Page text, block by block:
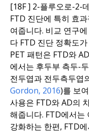
[18F] 2-플루오로-2-
FTD 진단에 특히 효
여줍니다. 비교 연구
다 FTD 진단 정확도
PET 패턴은 FTD와
에서는 후두부 측두-
전두엽과 전두측두엽
Gordon, 2016)를 보
사용은 FTD와 AD의
해줍니다. FTD에서는
강화하는 한편, FTD